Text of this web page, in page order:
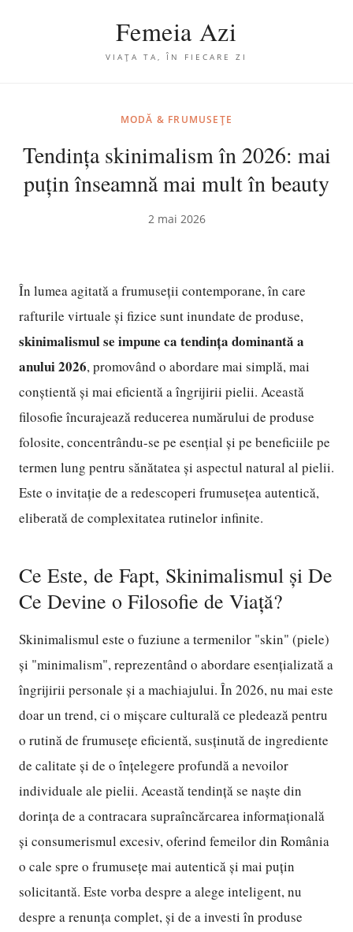
Femeia Azi
VIAȚA TA, ÎN FIECARE ZI
MODĂ & FRUMUSEȚE
Tendința skinimalism în 2026: mai
puțin înseamnă mai mult în beauty
2 mai 2026
În lumea agitată a frumuseții contemporane, în care
rafturile virtuale și fizice sunt inundate de produse,
skinimalismul se impune ca tendința dominantă a
anului 2026, promovând o abordare mai simplă, mai
conștientă și mai eficientă a îngrijirii pielii. Această
filosofie încurajează reducerea numărului de produse
folosite, concentrându-se pe esențial și pe beneficiile pe
termen lung pentru sănătatea și aspectul natural al pielii.
Este o invitație de a redescoperi frumusețea autentică,
eliberată de complexitatea rutinelor infinite.
Ce Este, de Fapt, Skinimalismul și De
Ce Devine o Filosofie de Viață?
Skinimalismul este o fuziune a termenilor "skin" (piele)
și "minimalism", reprezentând o abordare esențializată a
îngrijirii personale și a machiajului. În 2026, nu mai este
doar un trend, ci o mișcare culturală ce pledează pentru
o rutină de frumusețe eficientă, susținută de ingrediente
de calitate și de o înțelegere profundă a nevoilor
individuale ale pielii. Această tendință se naște din
dorința de a contracara supraîncărcarea informațională
și consumerismul excesiv, oferind femeilor din România
o cale spre o frumusețe mai autentică și mai puțin
solicitantă. Este vorba despre a alege inteligent, nu
despre a renunța complet, și de a investi în produse